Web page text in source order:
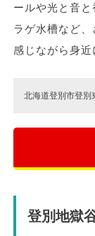
ールや光と音
ラゲ水槽など
感じながら身近
北海道登別市登別
登別地獄